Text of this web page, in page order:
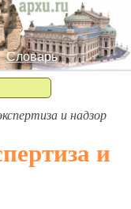
Словарь
и надзор